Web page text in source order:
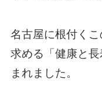
名古屋に根付く
求める「健康と
まれました。